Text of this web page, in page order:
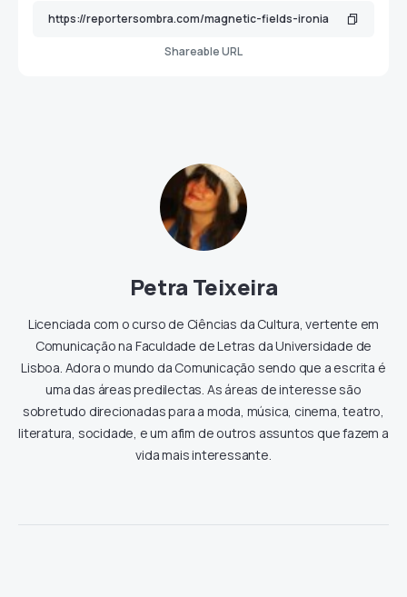
Shareable URL
Petra Teixeira
Licenciada com o curso de Ciências da Cultura, vertente em
Comunicação na Faculdade de Letras da Universidade de
Lisboa. Adora o mundo da Comunicação sendo que a escrita é
uma das áreas predilectas. As áreas de interesse são
sobretudo direcionadas para a moda, música, cinema, teatro,
literatura, socidade, e um afim de outros assuntos que fazem a
vida mais interessante.